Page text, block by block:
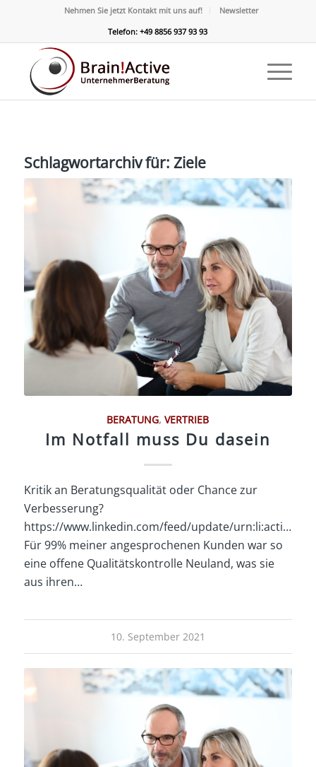
Nehmen Sie jetzt Kontakt mit uns auf!
Newsletter
Telefon: +49 8856 937 93 93
Schlagwortarchiv für: Ziele
BERATUNG,VERTRIEB
Im Notfall muss Du dasein
Kritik an Beratungsqualität oder Chance zur
Verbesserung?
https://www.linkedin.com/feed/update/
Für 99% meiner angesprochenen Kunden war so
eine offene Qualitätskontrolle Neuland, was sie
aus ihren…
10. September 2021